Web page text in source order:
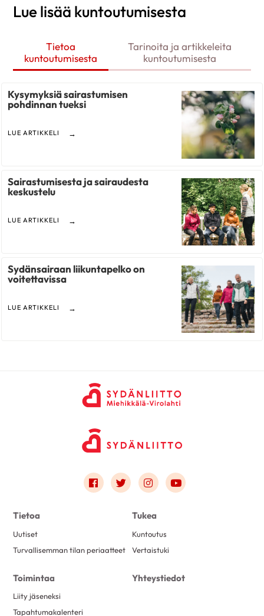
Lue lisää kuntoutumisesta
Tietoa
kuntoutumisesta
Tarinoita ja artikkeleita
kuntoutumisesta
Kysymyksiä sairastumisen
pohdinnan tueksi
LUE ARTIKKELI
Sairastumisesta ja sairaudesta
keskustelu
LUE ARTIKKELI
Sydänsairaan liikuntapelko on
voitettavissa
LUE ARTIKKELI
Link to facebook
Link to twitter
Link to instagram
Link to youtube
Tietoa
Uutiset
Turvallisemman tilan periaatteet
Tukea
Kuntoutus
Vertaistuki
Toimintaa
Liity jäseneksi
Tapahtumakalenteri
Yhteystiedot